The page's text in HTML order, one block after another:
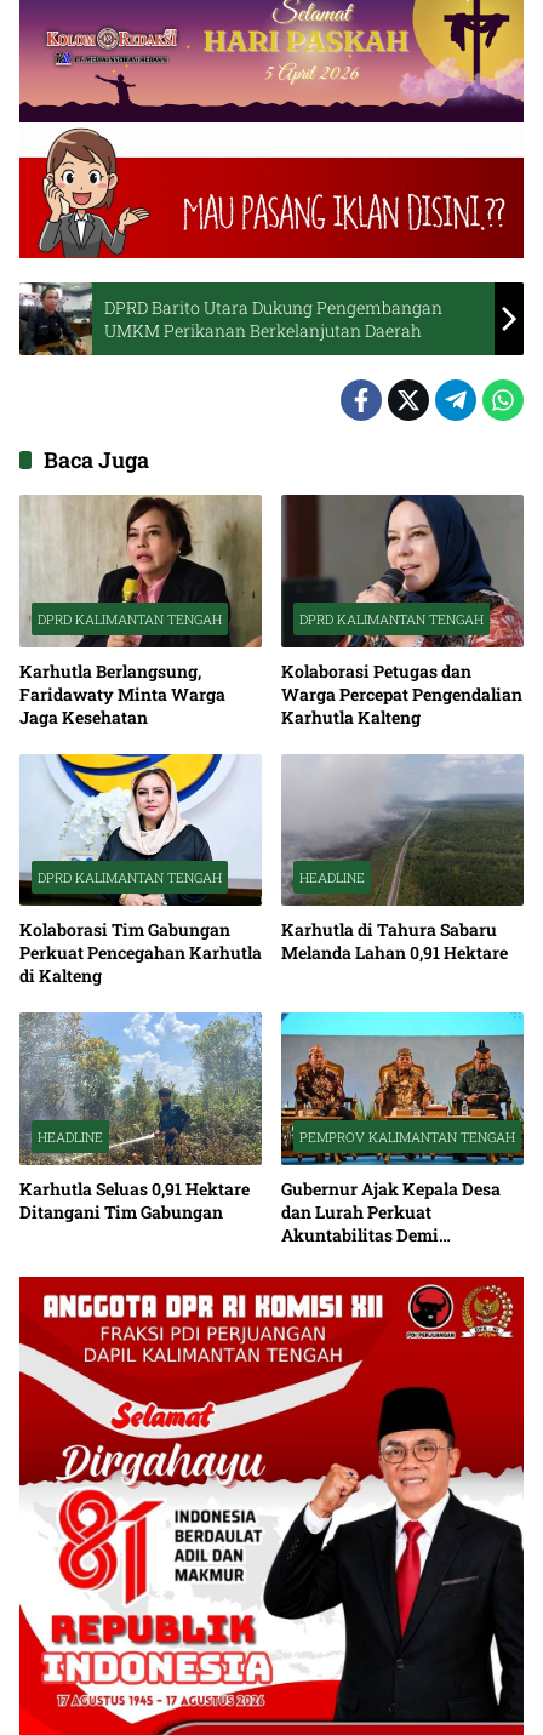
DPRD Barito Utara Dukung Pengembangan
UMKM Perikanan Berkelanjutan Daerah
Baca Juga
DPRD KALIMANTAN TENGAH
Karhutla Berlangsung,
Faridawaty Minta Warga
Jaga Kesehatan
DPRD KALIMANTAN TENGAH
Kolaborasi Petugas dan
Warga Percepat Pengendalian
Karhutla Kalteng
DPRD KALIMANTAN TENGAH
Kolaborasi Tim Gabungan
Perkuat Pencegahan Karhutla
di Kalteng
HEADLINE
Karhutla di Tahura Sabaru
Melanda Lahan 0,91 Hektare
HEADLINE
Karhutla Seluas 0,91 Hektare
Ditangani Tim Gabungan
PEMPROV KALIMANTAN TENGAH
Gubernur Ajak Kepala Desa
dan Lurah Perkuat
Akuntabilitas Demi
Kalteng